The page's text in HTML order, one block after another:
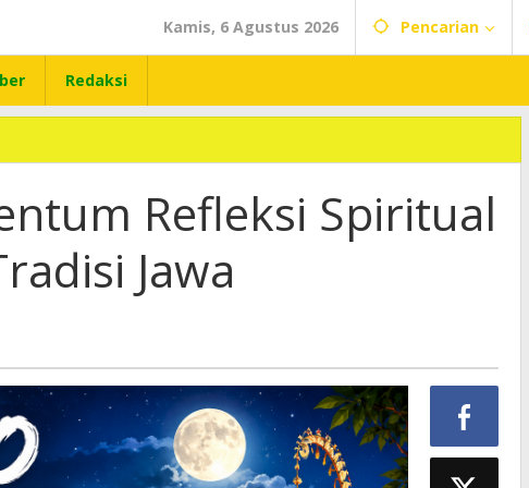
Kamis, 6 Agustus 2026 Pencarian
Redaksi
Refleksi Spiritual
Jawa